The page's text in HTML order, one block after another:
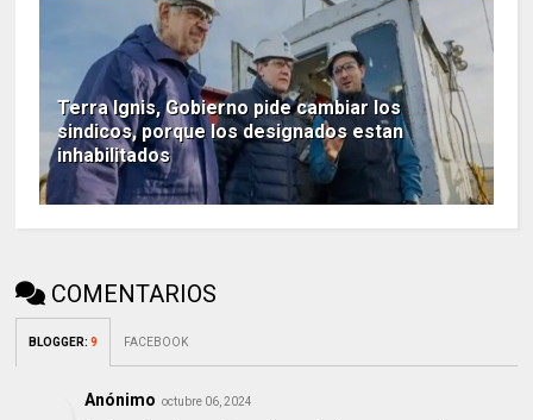
Terra Ignis, Gobierno pide cambiar los
sindicos, porque los designados estan
inhabilitados
COMENTARIOS
BLOGGER:9 FACEBOOK
Anónimo octubre 06, 2024